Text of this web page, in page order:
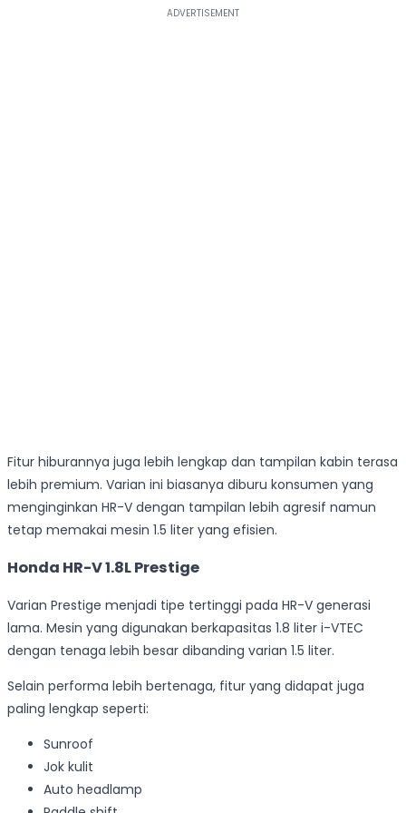
Fitur hiburannya juga lebih lengkap dan tampilan kabin terasa
lebih premium. Varian ini biasanya diburu konsumen yang
menginginkan HR-V dengan tampilan lebih agresif namun
tetap memakai mesin 1.5 liter yang efisien.
Honda HR-V 1.8L Prestige
Varian Prestige menjadi tipe tertinggi pada HR-V generasi
lama. Mesin yang digunakan berkapasitas 1.8 liter i-VTEC
dengan tenaga lebih besar dibanding varian 1.5 liter.
Selain performa lebih bertenaga, fitur yang didapat juga
paling lengkap seperti:
Sunroof
Jok kulit
Auto headlamp